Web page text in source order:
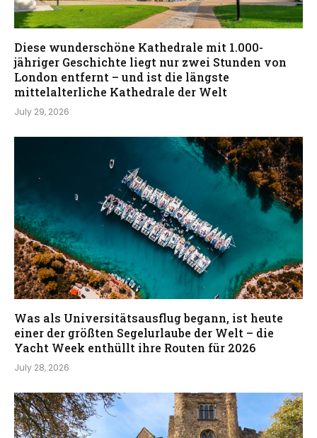
Diese wunderschöne Kathedrale mit 1.000-
jähriger Geschichte liegt nur zwei Stunden von
London entfernt – und ist die längste
mittelalterliche Kathedrale der Welt
July 29, 2026
Was als Universitätsausflug begann, ist heute
einer der größten Segelurlaube der Welt – die
Yacht Week enthüllt ihre Routen für 2026
July 28, 2026